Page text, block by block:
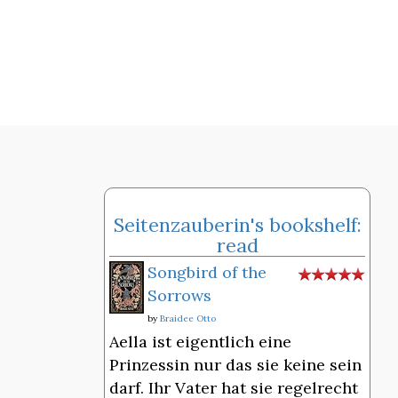
Seitenzauberin's bookshelf:
read
Songbird of the
Sorrows
by Braidee Otto
Aella ist eigentlich eine
Prinzessin nur das sie keine sein
darf. Ihr Vater hat sie regelrecht